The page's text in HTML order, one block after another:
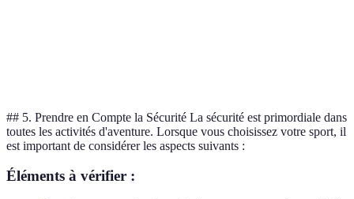
## 5. Prendre en Compte la Sécurité La sécurité est primordiale dans
toutes les activités d'aventure. Lorsque vous choisissez votre sport, il
est important de considérer les aspects suivants :
Éléments à vérifier :